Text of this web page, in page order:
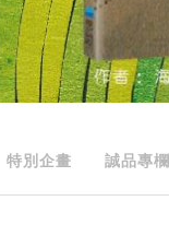
特別企畫 誠品專欄